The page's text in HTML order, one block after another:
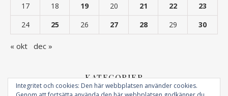
17
18 19 20 21 22
23
24
25 26 27 28 29 30
« okt dec »
KATEGORIER
Integritet och cookies: Den här webbplatsen använder cookies.